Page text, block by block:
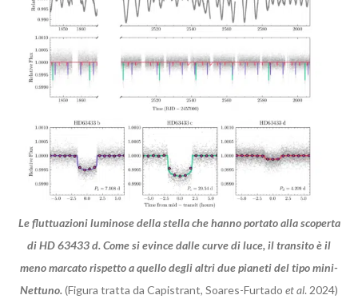
Le fluttuazioni luminose della stella che hanno portato alla scoperta
di HD 63433 d. Come si evince dalle curve di luce, il transito è il
meno marcato rispetto a quello degli altri due pianeti del tipo mini-
Nettuno.(Figura tratta da Capistrant, Soares-Furtado et al. 2024)